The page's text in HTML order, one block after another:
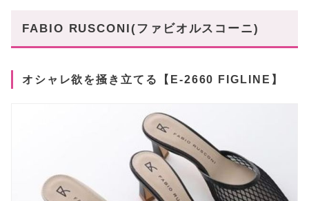
FABIO RUSCONI(ファビオルスコーニ)
オシャレ欲を掻き立てる【E-2660 FIGLINE】